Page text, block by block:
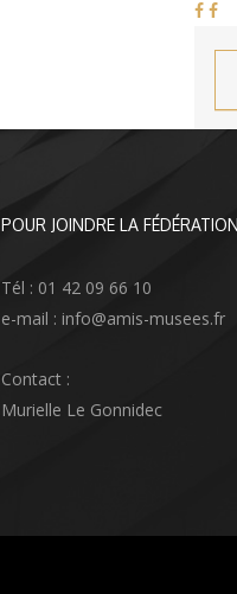
POUR JOINDRE LA FÉDÉRATION
Tél : 01 42 09 66 10
e-mail : info@amis-musees.fr
Contact :
Murielle Le Gonnidec